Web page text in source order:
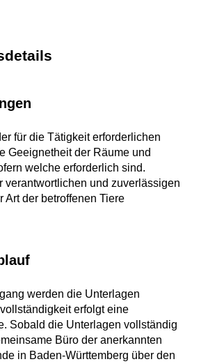
für die Tätigkeit erforderlichen
Geeignetheit der Räume und
welche erforderlich sind.
verantwortlichen und zuverlässigen
Art der betroffenen Tiere
werden die Unterlagen
erfolgt eine
Sobald die Unterlagen vollständig
Büro der anerkannten
in Baden-Württemberg über den